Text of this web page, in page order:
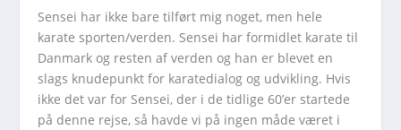
Sensei har ikke bare tilført mig noget, men hele
karate sporten/verden. Sensei har formidlet karate til
Danmark og resten af verden og han er blevet en
slags knudepunkt for karatedialog og udvikling. Hvis
ikke det var for Sensei, der i de tidlige 60’er startede
på denne rejse, så havde vi på ingen måde været i